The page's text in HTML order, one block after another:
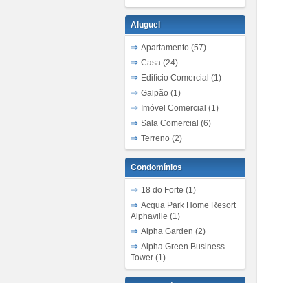
Aluguel
Apartamento (57)
Casa (24)
Edifício Comercial (1)
Galpão (1)
Imóvel Comercial (1)
Sala Comercial (6)
Terreno (2)
Condomínios
18 do Forte (1)
Acqua Park Home Resort
Alphaville (1)
Alpha Garden (2)
Alpha Green Business
Tower (1)